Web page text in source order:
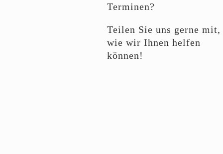
Terminen?
Teilen Sie uns gerne mit,
wie wir Ihnen helfen
können!